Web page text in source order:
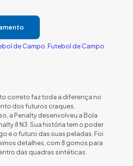
de Campo,Futebol de Campo
correto faz toda a diferença no
dos futuros craques.
a Penalty desenvolveu a Bola
8 N3. Sua história tem o poder
e o futuro das suas peladas. Foi
detalhes, com 8 gomos para
das quadras sintéticas.